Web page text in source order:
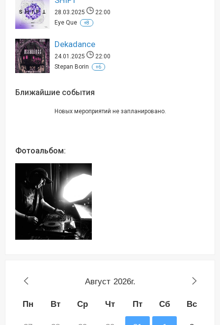
28.03.2025
22:00
Eye Que
+8
Dekadance
24.01.2025
22:00
Stepan Borin
+6
Ближайшие события
Новых мероприятий не запланировано.
Фотоальбом:
Август 2026г.
Пн Вт Ср Чт Пт Сб Вс